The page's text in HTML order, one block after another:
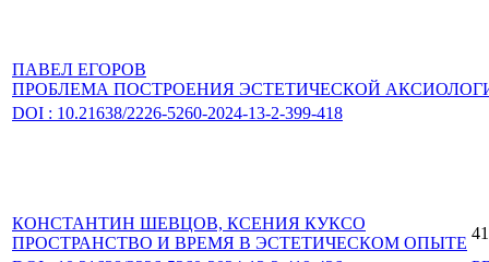
ПАВЕЛ ЕГОРОВ
ПРОБЛЕМА ПОСТРОЕНИЯ ЭСТЕТИЧЕСКОЙ
DOI : 10.21638/2226-5260-2024-13-2-399-418
КОНСТАНТИН ШЕВЦОВ, КСЕНИЯ КУКСО
ПРОСТРАНСТВО И ВРЕМЯ В ЭСТЕТИЧЕСКОМ ОПЫТЕ